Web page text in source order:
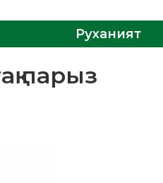
Руханият
парыз